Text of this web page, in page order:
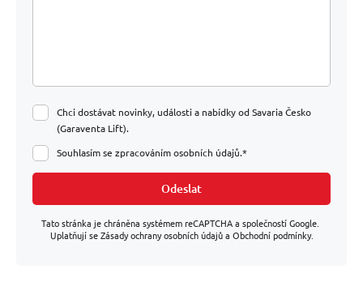
Chci dostávat novinky, události a nabídky od Savaria Česko
(Garaventa Lift).
Souhlasím se zpracováním osobních údajů.*
Odeslat
Tato stránka je chráněna systémem reCAPTCHA a společností Google.
Uplatňují se Zásady ochrany osobních údajů a Obchodní podmínky.